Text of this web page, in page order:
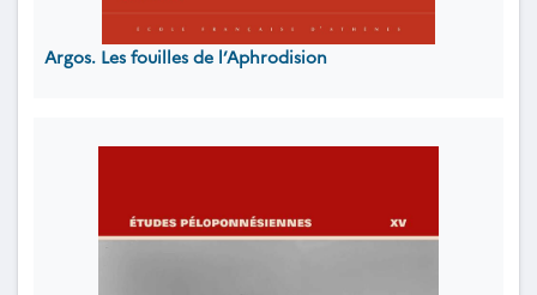
Argos. Les fouilles de l’Aphrodision